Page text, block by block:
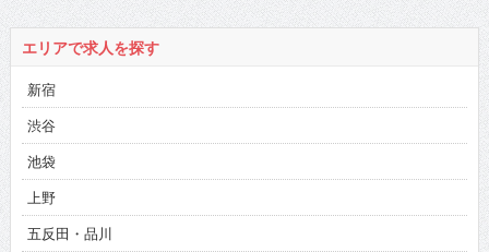
エリアで求人を探す
新宿
渋谷
池袋
上野
五反田・品川